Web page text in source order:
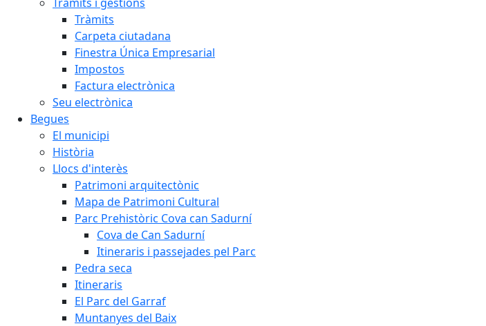
Tràmits
Carpeta ciutadana
Finestra Única Empresarial
Impostos
Factura electrònica
Seu electrònica
Begues
El municipi
Història
Llocs d'interès
Patrimoni arquitectònic
Mapa de Patrimoni Cultural
Parc Prehistòric Cova can Sadurní
Cova de Can Sadurní
Itineraris i passejades pel Parc
Pedra seca
Itineraris
El Parc del Garraf
Muntanyes del Baix